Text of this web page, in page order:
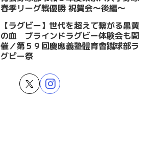
春季リーグ戦優勝 祝賀会～後編～
【ラグビー】世代を超えて繋がる黒黄
の血 ブラインドラグビー体験会も開
催／第５９回慶應義塾體育會蹴球部ラ
グビー祭